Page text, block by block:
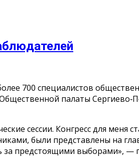
700 специалистов
палаты
сессии. Конгресс для меня
были представлены на
за предстоящими выборами», —